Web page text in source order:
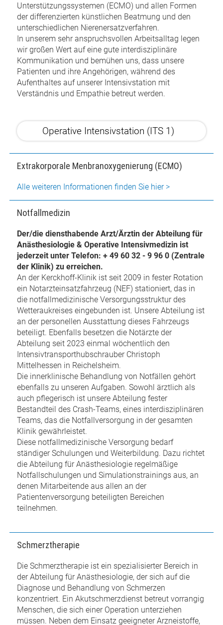
Unterstützungssystemen (ECMO) und allen Formen
der differenzierten künstlichen Beatmung und den
unterschiedlichen Nierenersatzverfahren.
In unserem sehr anspruchsvollen Arbeitsalltag legen
wir großen Wert auf eine gute interdisziplinäre
Kommunikation und bemühen uns, dass unsere
Patienten und ihre Angehörigen, während des
Aufenthaltes auf unserer Intensivstation mit
Verständnis und Empathie betreut werden.
Operative Intensivstation (ITS 1)
Extrakorporale Menbranoxygenierung (ECMO)
Alle weiteren Informationen finden Sie hier >
Notfallmedizin
Der/die diensthabende Arzt/Ärztin der Abteilung für
Anästhesiologie & Operative Intensivmedizin ist
jederzeit unter Telefon: + 49 60 32 - 9 96 0 (Zentrale
der Klinik) zu erreichen.
An der Kerckhoff-Klinik ist seit 2009 in fester Rotation
ein Notarzteinsatzfahrzeug (NEF) stationiert, das in
die notfallmedizinische Versorgungsstruktur des
Wetteraukreises eingebunden ist. Unsere Abteilung ist
an der personellen Ausstattung dieses Fahrzeugs
beteiligt. Ebenfalls besetzen die Notärzte der
Abteilung seit 2023 einmal wöchentlich den
Intensivtransporthubschrauber Christoph
Mittelhessen in Reichelsheim.
Die innerklinische Behandlung von Notfällen gehört
ebenfalls zu unseren Aufgaben. Sowohl ärztlich als
auch pflegerisch ist unsere Abteilung fester
Bestandteil des Crash-Teams, eines interdisziplinären
Teams, das die Notfallversorgung in der gesamten
Klinik gewährleistet.
Diese notfallmedizinische Versorgung bedarf
ständiger Schulungen und Weiterbildung. Dazu richtet
die Abteilung für Anästhesiologie regelmäßige
Notfallschulungen und Simulationstrainings aus, an
denen Mitarbeitende aus allen an der
Patientenversorgung beteiligten Bereichen
teilnehmen.
Schmerztherapie
Die Schmerztherapie ist ein spezialisierter Bereich in
der Abteilung für Anästhesiologie, der sich auf die
Diagnose und Behandlung von Schmerzen
konzentriert. Ein Akutschmerzdienst betreut vorrangig
Menschen, die sich einer Operation unterziehen
müssen. Neben dem Einsatz geeigneter Arzneistoffe,